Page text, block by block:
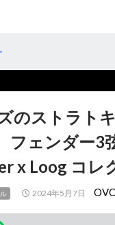
のストラト
ェンダー3
x Loog コレ
2024年5月7日